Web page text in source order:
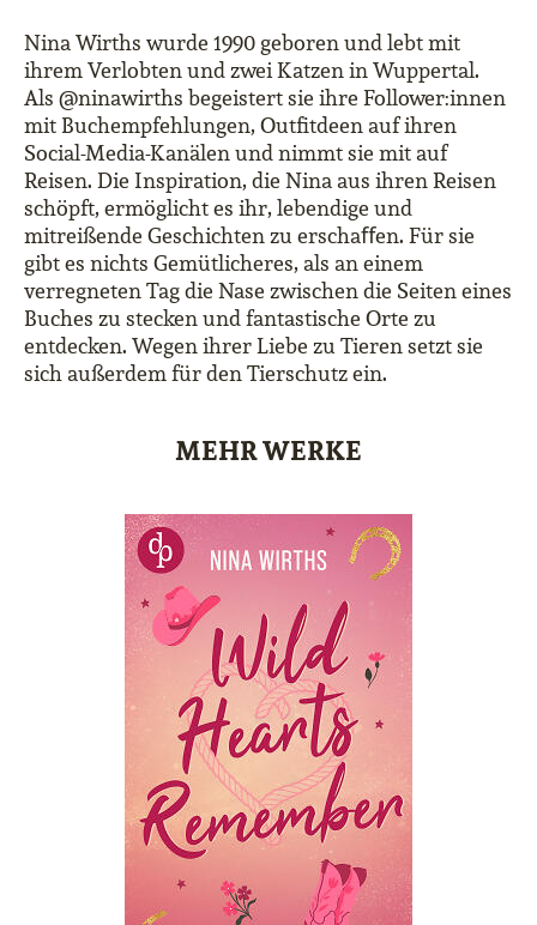
Nina Wirths wurde 1990 geboren und lebt mit
ihrem Verlobten und zwei Katzen in Wuppertal.
Als @ninawirths begeistert sie ihre Follower:innen
mit Buchempfehlungen, Outfitdeen auf ihren
Social-Media-Kanälen und nimmt sie mit auf
Reisen. Die Inspiration, die Nina aus ihren Reisen
schöpft, ermöglicht es ihr, lebendige und
mitreißende Geschichten zu erschaﬀen. Für sie
gibt es nichts Gemütlicheres, als an einem
verregneten Tag die Nase zwischen die Seiten eines
Buches zu stecken und fantastische Orte zu
entdecken. Wegen ihrer Liebe zu Tieren setzt sie
sich außerdem für den Tierschutz ein.
MEHR WERKE